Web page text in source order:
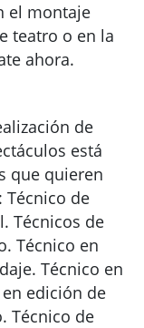
el montaje
teatro o en la
ahora.
de
está
que quieren
de
Técnicos de
Técnico en
Técnico en
edición de
Técnico de